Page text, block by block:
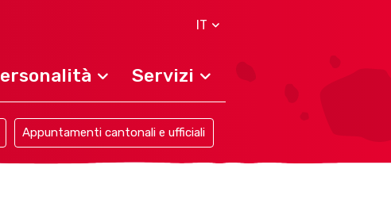
IT
Servizi
Appuntamenti cantonali e ufficiali